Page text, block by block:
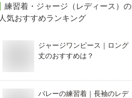
練習着・ジャージ（レディース） の
人気おすすめランキング
ジャージワンピース｜ロング
丈のおすすめは？
バレーの練習着｜長袖のレデ